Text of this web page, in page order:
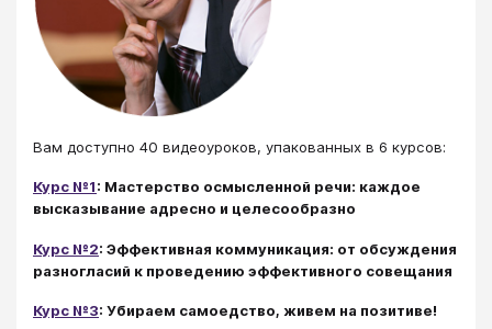
Вам доступно 40 видеоуроков, упакованных в 6 курсов:
Курс №1: Мастерство осмысленной речи: каждое
высказывание адресно и целесообразно
Курс №2: Эффективная коммуникация: от обсуждения
разногласий к проведению эффективного совещания
Курс №3: Убираем самоедство, живем на позитиве!